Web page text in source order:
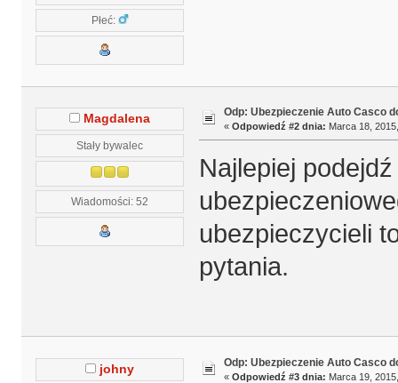
Płeć:
Magdalena
Stały bywalec
Wiadomości: 52
Odp: Ubezpieczenie Auto Casco
« Odpowiedź #2 dnia: Marca 18,
Najlepiej
ubezpieczycieli
pytania.
johny Odp: Ubezpieczenie Auto Casco
« Odpowiedź #3 dnia: Marca 19,